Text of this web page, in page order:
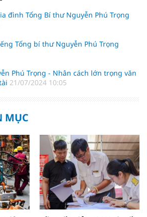
đình Tổng Bí thư Nguyễn Phú Trọng
Tổng bí thư Nguyễn Phú Trọng
Phú Trọng - Nhân cách lớn trọng văn
21/07/2024 10:05
MỤC